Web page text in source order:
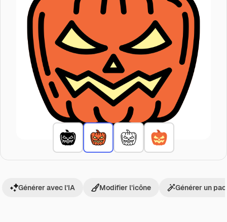
Générer avec l’IA Modifier l’icône Générer un